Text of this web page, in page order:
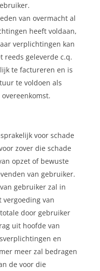
van overmacht al
heeft voldaan,
verplichtingen kan
reeds geleverde c.q.
te factureren en is
te voldoen als
voor schade
zover die schade
opzet of bewuste
van gebruiker.
gebruiker zal in
van
door gebruiker
uit hoofde van
en
meer zal bedragen
de voor die